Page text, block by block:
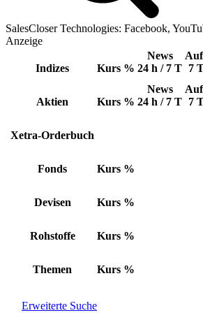
SalesCloser Technologies: Facebook,
Anzeige
Indizes Kurs %
News
24 h / 7 T 7
Aktien Kurs %
News
24 h / 7 T 7
Xetra-Orderbuch
Fonds Kurs %
Devisen Kurs %
Rohstoffe Kurs %
Themen Kurs %
Erweiterte Suche